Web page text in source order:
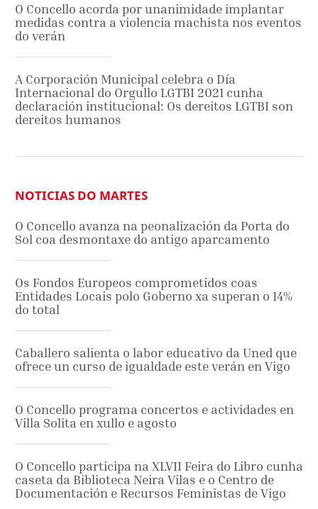
O Concello acorda por unanimidade implantar
medidas contra a violencia machista nos eventos
do verán
A Corporación Municipal celebra o Día
Internacional do Orgullo LGTBI 2021 cunha
declaración institucional: Os dereitos LGTBI son
dereitos humanos
NOTICIAS DO MARTES
O Concello avanza na peonalización da Porta do
Sol coa desmontaxe do antigo aparcamento
Os Fondos Europeos comprometidos coas
Entidades Locais polo Goberno xa superan o 14%
do total
Caballero salienta o labor educativo da Uned que
ofrece un curso de igualdade este verán en Vigo
O Concello programa concertos e actividades en
Villa Solita en xullo e agosto
O Concello participa na XLVII Feira do Libro cunha
caseta da Biblioteca Neira Vilas e o Centro de
Documentación e Recursos Feministas de Vigo